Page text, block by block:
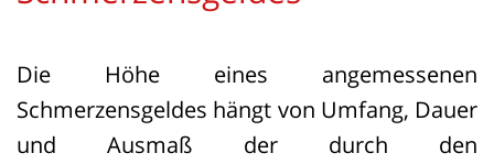
Hyaluronidase-Injektionen mit Vorher-
Nachher-Fotos zu werben. Solche
vergleichenden Darstellungen sind
Die Höhe eines angemessenen
Schmerzensgeldes hängt von Umfang, Dauer
und Ausmaß der durch den